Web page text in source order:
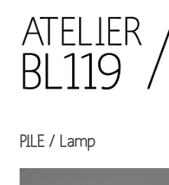
au
contenu
principal
BL119
studio
PILE / Lamp